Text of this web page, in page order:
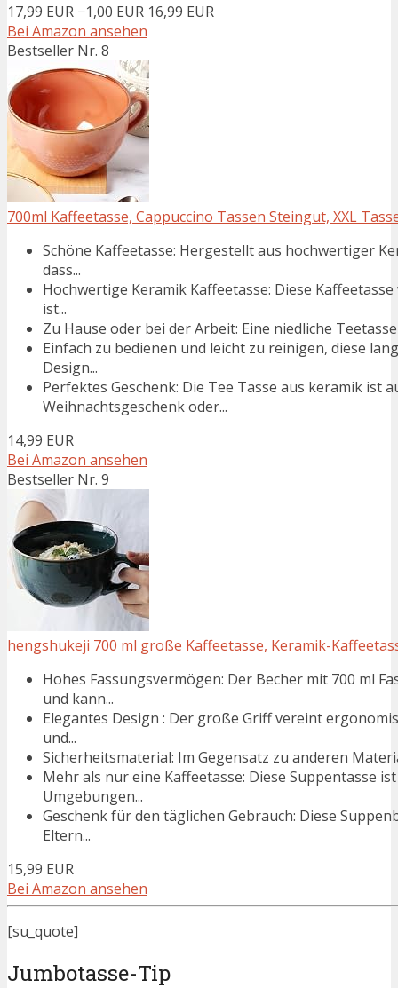
17,99 EUR −1,00 EUR 16,99 EUR
Bei Amazon ansehen
Bestseller Nr. 8
700ml Kaffeetasse, Cappuccino Tassen Steingut, XXL
Schöne Kaffeetasse: Hergestellt aus hochwertiger
dass...
Hochwertige Keramik Kaffeetasse: Diese
ist...
Zu Hause oder bei der Arbeit: Eine niedliche
Einfach zu bedienen und leicht zu reinigen, diese
Design...
Perfektes Geschenk: Die Tee Tasse aus keramik ist
Weihnachtsgeschenk oder...
14,99 EUR
Bei Amazon ansehen
Bestseller Nr. 9
hengshukeji 700 ml große Kaffeetasse, Keramik-
Hohes Fassungsvermögen: Der Becher mit 700 ml
und kann...
Elegantes Design : Der große Griff vereint
und...
Sicherheitsmaterial: Im Gegensatz zu anderen
Mehr als nur eine Kaffeetasse: Diese Suppentasse
Umgebungen...
Geschenk für den täglichen Gebrauch: Diese
Eltern...
15,99 EUR
Bei Amazon ansehen
[su_quote]
Jumbotasse-Tip